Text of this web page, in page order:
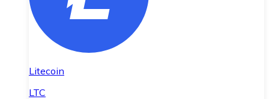
Litecoin
LTC